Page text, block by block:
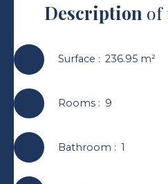
Description of
Surface : 236.95 m²
Rooms: 9
Bathroom : 1